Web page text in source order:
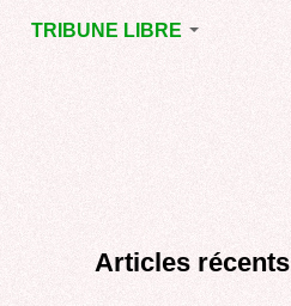
TRIBUNE LIBRE
POINT DE VUE
Articles récents